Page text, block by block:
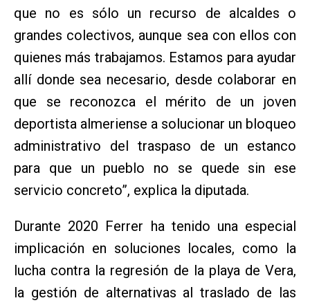
que no es sólo un recurso de alcaldes o
grandes colectivos, aunque sea con ellos con
quienes más trabajamos. Estamos para ayudar
allí donde sea necesario, desde colaborar en
que se reconozca el mérito de un joven
deportista almeriense a solucionar un bloqueo
administrativo del traspaso de un estanco
para que un pueblo no se quede sin ese
servicio concreto”, explica la diputada.
Durante 2020 Ferrer ha tenido una especial
implicación en soluciones locales, como la
lucha contra la regresión de la playa de Vera,
la gestión de alternativas al traslado de las